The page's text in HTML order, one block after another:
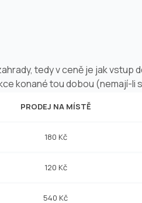
tedy v ceně je jak vstup
konané tou dobou (nemají-li
PRODEJ NA MÍSTĚ
180 Kč
120 Kč
540 Kč